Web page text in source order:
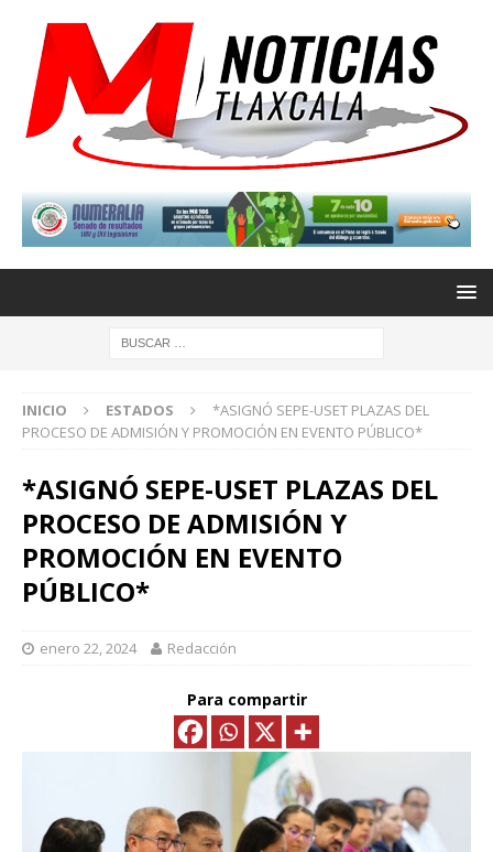
INICIO ESTADOS
*ASIGNÓ SEPE-USET PLAZAS DEL
PROCESO DE ADMISIÓN Y PROMOCIÓN EN EVENTO PÚBLICO*
*ASIGNÓ SEPE-USET PLAZAS DEL
PROCESO DE ADMISIÓN Y
PROMOCIÓN EN EVENTO
PÚBLICO*
enero 22, 2024 Redacción
Para compartir